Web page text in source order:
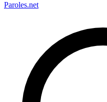
Paroles.net